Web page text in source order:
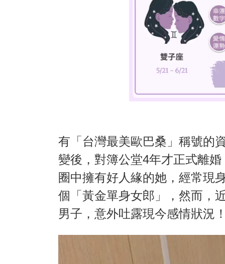
有「台灣最美歐巴桑」稱號的
變後，對簿公堂4年才正式離
圈中擁有好人緣的她，經常現
個「黃金單身女郎」，然而，
男子，意外吐露現今感情狀況